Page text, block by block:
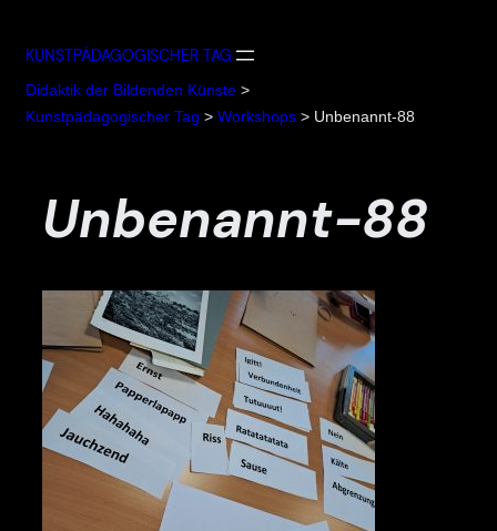
Inhalt
KUNSTPÄDAGOGISCHER TAG
Didaktik der Bildenden Künste >
Kunstpädagogischer Tag > Workshops > Unbenannt-88
Unbenannt-88